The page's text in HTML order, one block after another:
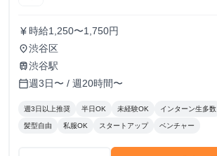
currency_yen 時給1,250〜1,750円
place渋谷区
train渋谷駅
calendar_today週3日〜 / 週20時間〜
週3日以上推奨 半日OK 未経験OK インターン生多数
髪型自由 私服OK スタートアップ ベンチャー